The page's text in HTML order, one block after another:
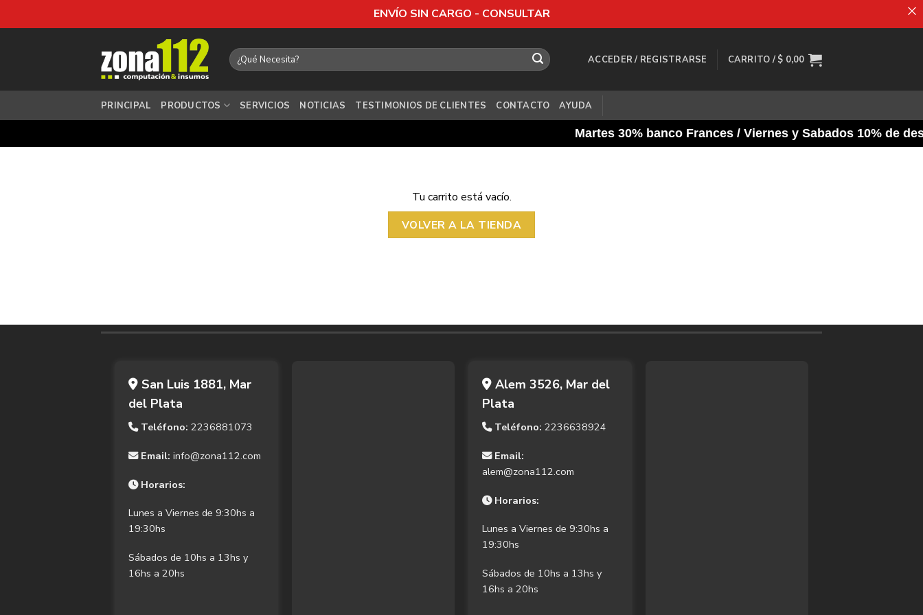
ENVÍO SIN CARGO - CONSULTAR
Buscar
por:
ACCEDER / REGISTRARSE CARRITO / $ 0,00
PRINCIPAL PRODUCTOS SERVICIOS NOTICIAS TESTIMONIOS DE CLIENTES CONTACTO AYUDA
Martes 30% banco Frances / Viernes y Sabados 10% de
Tu carrito está vacío.
VOLVER A LA TIENDA
San Luis 1881, Mar
del Plata
Teléfono: 2236881073
Email: info@zona112.com
Horarios:
Lunes a Viernes de 9:30hs a
19:30hs
Sábados de 10hs a 13hs y
16hs a 20hs
Alem 3526, Mar del
Plata
Teléfono: 2236638924
Email:
alem@zona112.com
Horarios:
Lunes a Viernes de 9:30hs a
19:30hs
Sábados de 10hs a 13hs y
16hs a 20hs